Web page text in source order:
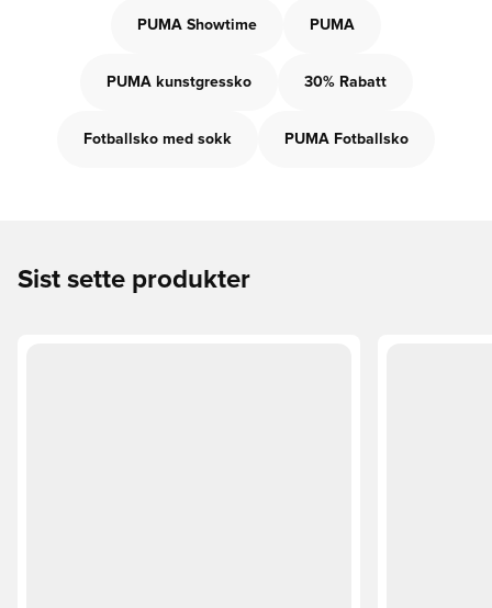
PUMA Showtime PUMA
PUMA kunstgressko 30% Rabatt
Fotballsko med sokk PUMA Fotballsko
Sist sette produkter